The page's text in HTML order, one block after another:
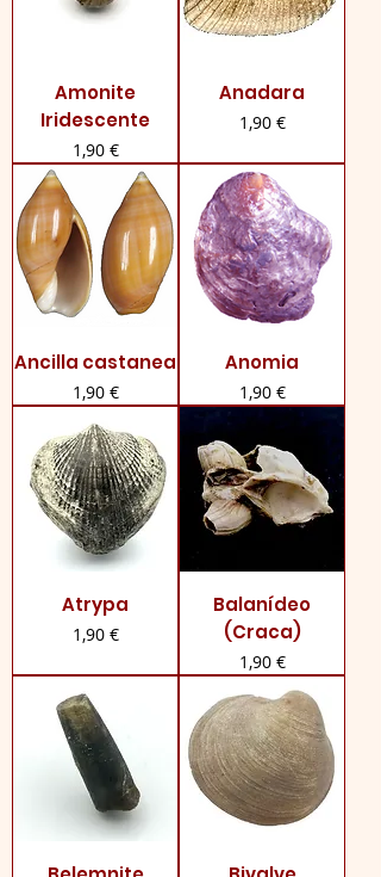
Amonite
Iridescente
Preço
1,90 €
Anadara
Preço
1,90 €
Ancilla castanea
Preço
1,90 €
Anomia
Preço
1,90 €
Atrypa
Preço
1,90 €
Balanídeo
(Craca)
Preço
1,90 €